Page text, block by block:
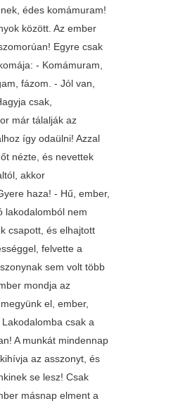
édes komámuram!
között. Az ember
Egyre csak
- Komámuram,
fázom. - Jól van,
csak,
már tálalják az
így odaülni! Azzal
nézte, és nevettek
akkor
haza! - Hű, ember,
lakodalomból nem
csapott, és elhajtott
felvette a
sem volt több
mondja az
el, ember,
csak a
A munkát mindennap
az asszonyt, és
se lesz! Csak
másnap elment a